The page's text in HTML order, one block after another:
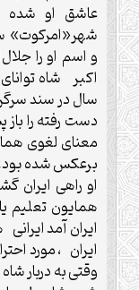
عاشق او شده
شهر«امرکوت»
و اسم او را
اکبر شاه
سال در سند
دست رفته را
معنای لغوی
برعکس شده
او راهی ایران
همایون تعلیم
ایران آمد
ایران ، مورد
وقتی به دربار